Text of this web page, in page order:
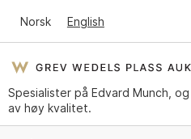
Norsk English
Spesialister på Edvard Munch,
av høy kvalitet.